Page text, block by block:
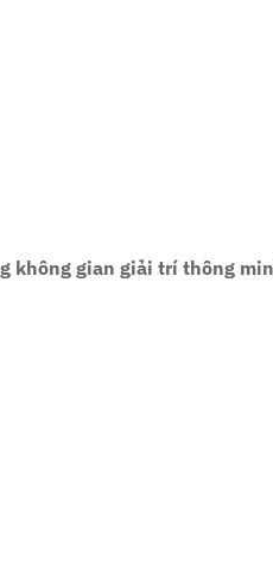
không gian giải trí thông